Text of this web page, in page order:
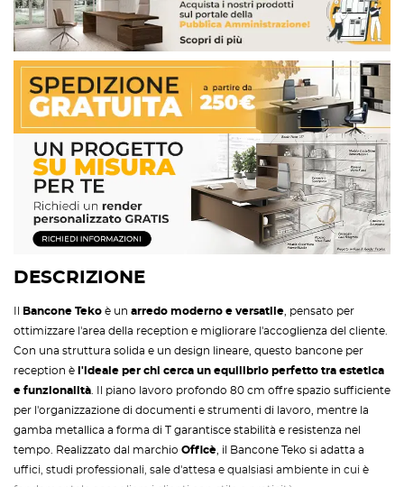
DESCRIZIONE
Bancone Teko è un arredo moderno e versatile , pensato per
ottimizzare l'area della reception e migliorare l'accoglienza del cliente.
Con una struttura solida e un design lineare, questo bancone per
reception è l'ideale per chi cerca un equilibrio perfetto tra estetica
e funzionalità . Il piano lavoro profondo 80 cm offre spazio sufficiente
per l'organizzazione di documenti e strumenti di lavoro, mentre la
gamba metallica a forma di T garantisce stabilità e resistenza nel
tempo. Realizzato dal marchio Officè , il Bancone Teko si adatta a
uffici, studi professionali, sale d'attesa e qualsiasi ambiente in cui è